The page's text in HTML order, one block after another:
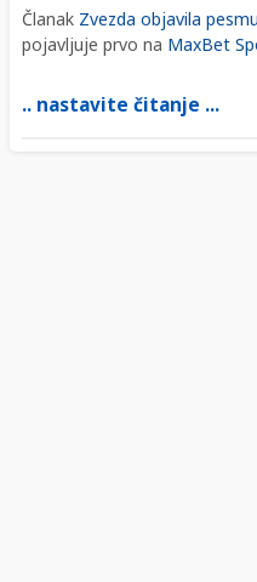
Članak Zvezda objavila
pojavljuje prvo na MaxBet
.. nastavite čitanje ...